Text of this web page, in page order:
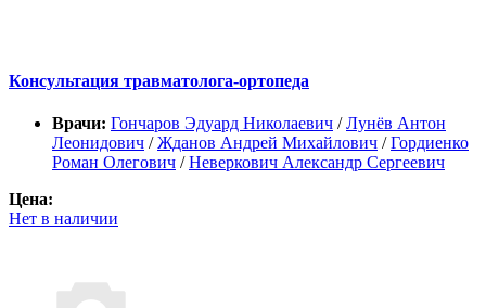
Консультация травматолога-ортопеда
Врачи: Гончаров Эдуард Николаевич /Лунёв Антон
Леонидович /Жданов Андрей Михайлович /Гордиенко
Роман Олегович /Неверкович Александр Сергеевич
Цена:
Нет в наличии